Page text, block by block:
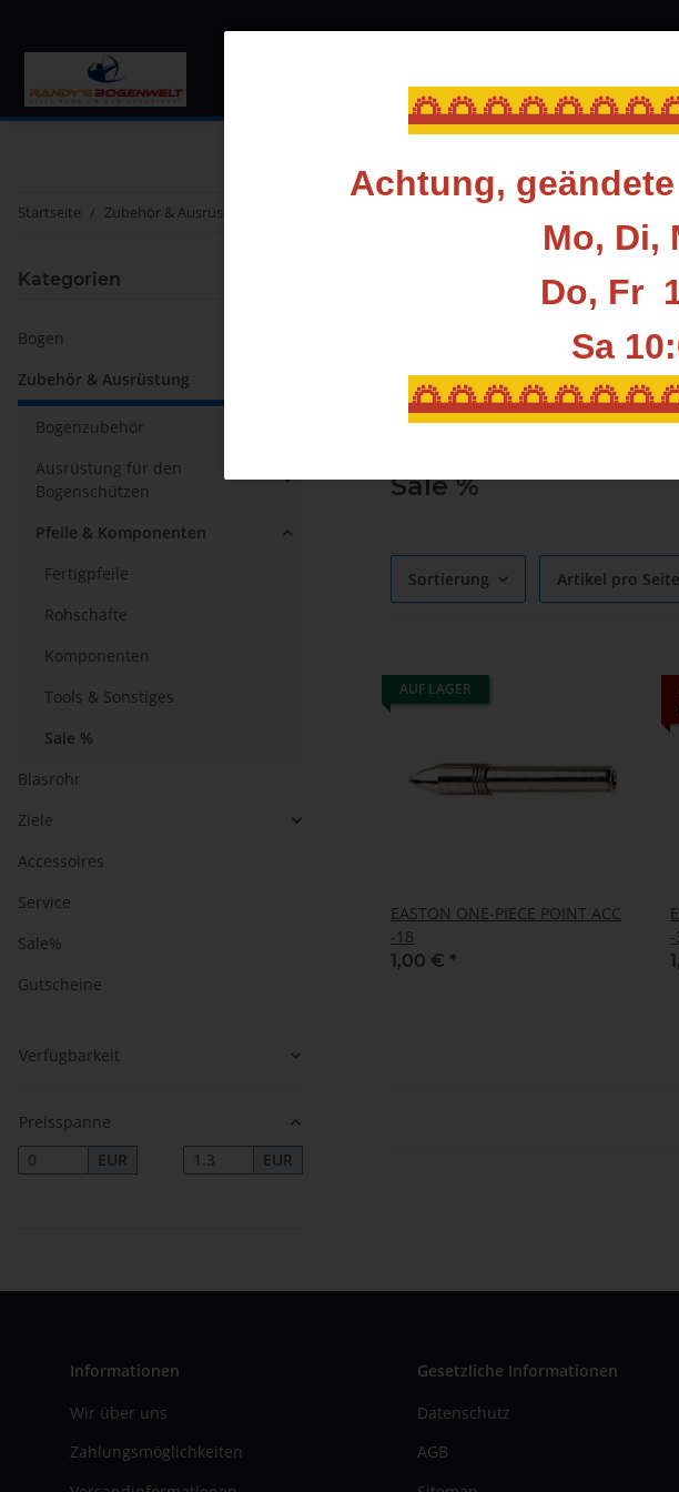
Achtung,
Mo, Di,
Do, Fr
Sa
Startseite Zubehör & Ausrüstung
Sale %
Sortierung Artikel pro Seite
AUF LAGER
EASTON ONE-PIECE POINT ACC
-18
1,00 € *
Kategorien
Bogen
Zubehör & Ausrüstung
Bogenzubehör
Ausrüstung für den
Bogenschützen
Pfeile & Komponenten
Fertigpfeile
Rohschäfte
Komponenten
Tools & Sonstiges
Sale %
Blasrohr
Ziele
Accessoires
Service
Sale%
Gutscheine
Verfügbarkeit
Preisspanne
EUR
EUR
Informationen
Wir über uns
Zahlungsmöglichkeiten
Gesetzliche Informationen
Datenschutz
AGB